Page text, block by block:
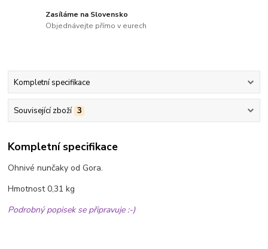
Zasíláme na Slovensko
Objednávejte přímo v eurech
Kompletní specifikace
Související zboží 3
Kompletní specifikace
Ohnivé nunčaky od Gora.
Hmotnost 0,31 kg
Podrobný popisek se připravuje :-)